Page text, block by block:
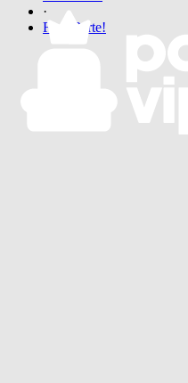
·
Faça Parte!